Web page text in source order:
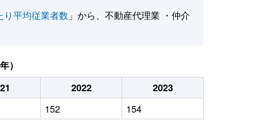
り平均従業者数 」から、不動産代理業 ・仲介
）
2022
2023
152 154